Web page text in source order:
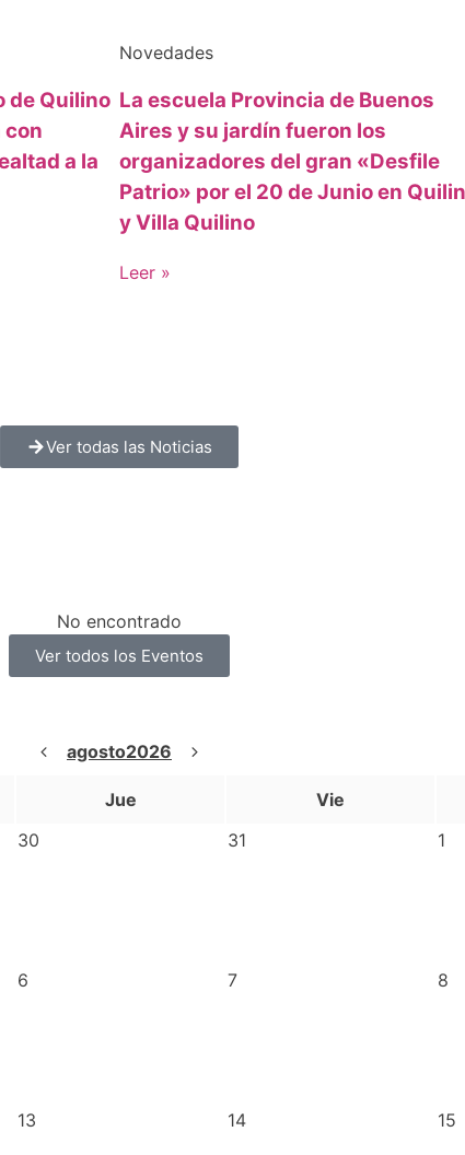
de Quilino
con
a la
Novedades
La escuela Provincia de Buenos
Aires y su jardín fueron los
organizadores del gran «Desfile
Patrio» por el 20 de Junio en
y Villa Quilino
Leer »
Ver todas las Noticias
No encontrado
Ver todos los Eventos
agosto2026
Jue Vie
30 31 1
6 7 8
13 14 15